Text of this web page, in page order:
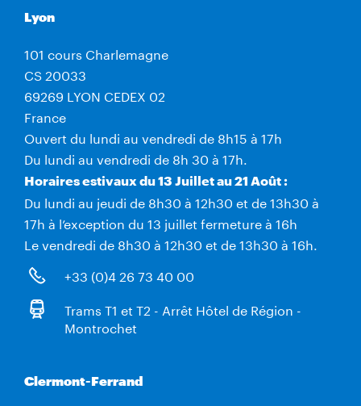
Lyon
101 cours Charlemagne
CS 20033
69269 LYON CEDEX 02
France
Ouvert du lundi au vendredi de 8h15 à 17h
Du lundi au vendredi de 8h 30 à 17h.
Horaires estivaux du 13 Juillet au 21 Août :
Du lundi au jeudi de 8h30 à 12h30 et de 13h30 à
17h à l’exception du 13 juillet fermeture à 16h
Le vendredi de 8h30 à 12h30 et de 13h30 à 16h.
+33 (0)4 26 73 40 00
Trams T1 et T2 - Arrêt Hôtel de Région -
Montrochet
Clermont-Ferrand